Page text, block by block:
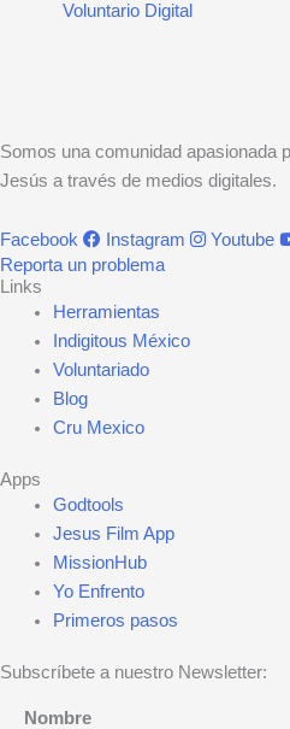
Voluntario Digital
Somos una comunidad apasionada
Jesús a través de medios digitales.
Facebook Instagram Youtube
Reporta un problema
Links
Herramientas
Indigitous México
Voluntariado
Blog
Cru Mexico
Apps
Godtools
Jesus Film App
MissionHub
Yo Enfrento
Primeros pasos
Subscríbete a nuestro Newsletter:
Nombre